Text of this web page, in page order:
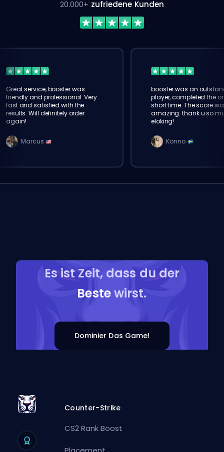
20.000+ zufriedene Kunden
Great service, booster was
friendly and professional. Very
fast and satisfied with the
results. Will definitely order
again!
Marcus
booster was an
player, completed the
short time. The score
amazing. thank u so
eloking!
Konno
Es ist Zeit, dass du der
Bestewirst.
Dominier Das Game!
Counter-Strike
CS2 Rank Boost